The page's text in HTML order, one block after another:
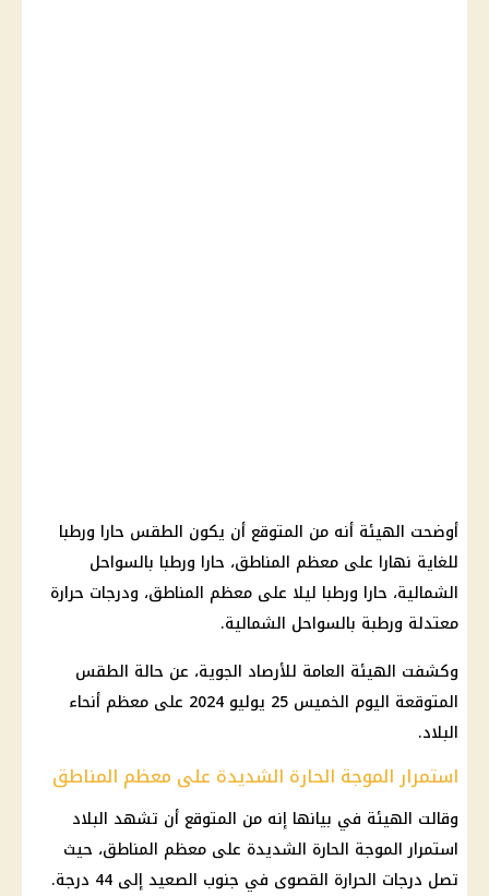
أوضحت الهيئة أنه من المتوقع أن يكون الطقس حارا ورطبا
للغاية نهارا على معظم المناطق، حارا ورطبا بالسواحل
الشمالية، حارا ورطبا ليلا على معظم المناطق، ودرجات حرارة
معتدلة ورطبة بالسواحل الشمالية.
وكشفت الهيئة العامة للأرصاد الجوية، عن حالة الطقس
المتوقعة اليوم الخميس 25 يوليو 2024 على معظم أنحاء
البلاد.
استمرار الموجة الحارة الشديدة على معظم المناطق
وقالت الهيئة في بيانها إنه من المتوقع أن تشهد البلاد
استمرار الموجة الحارة الشديدة على معظم المناطق، حيث
تصل درجات الحرارة القصوى في جنوب الصعيد إلى 44 درجة.